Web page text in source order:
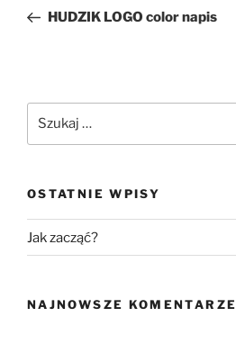
wpisHUDZIK LOGO color napis
OSTATNIE WPISY
Jak zacząć?
NAJNOWSZE KOMENTARZE